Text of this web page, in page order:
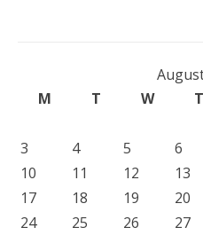
M
T W T
3
4 5 6
10
11 12 13
17
18 19 20
24
25 26 27